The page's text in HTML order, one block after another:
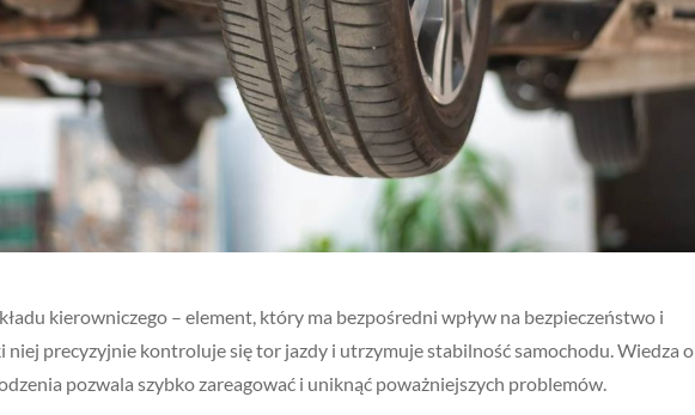
kierowniczego – element, który ma bezpośredni wpływ na bezpieczeństwo i
niej precyzyjnie kontroluje się tor jazdy i utrzymuje stabilność samochodu. Wiedza o
pozwala szybko zareagować i uniknąć poważniejszych problemów.